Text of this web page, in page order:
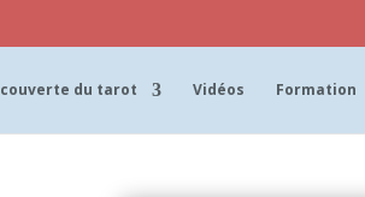
du tarot Vidéos Formation